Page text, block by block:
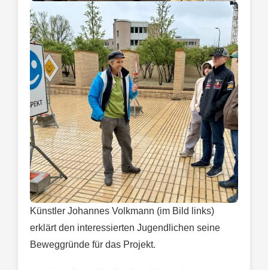
Künstler Johannes Volkmann (im Bild links)
erklärt den interessierten Jugendlichen seine
Beweggründe für das Projekt.